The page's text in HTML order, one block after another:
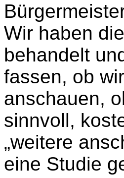
Wir haben
behandelt
fassen, ob
anschauen,
sinnvoll,
„weitere
eine Studie